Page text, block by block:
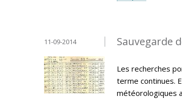
Sauvegarde
11-09-2014
Les recherches
terme continues.
météorologiques